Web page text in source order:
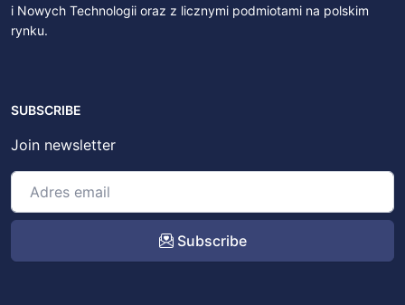
i Nowych Technologii oraz z licznymi podmiotami na polskim
rynku.
SUBSCRIBE
Join newsletter
Subscribe